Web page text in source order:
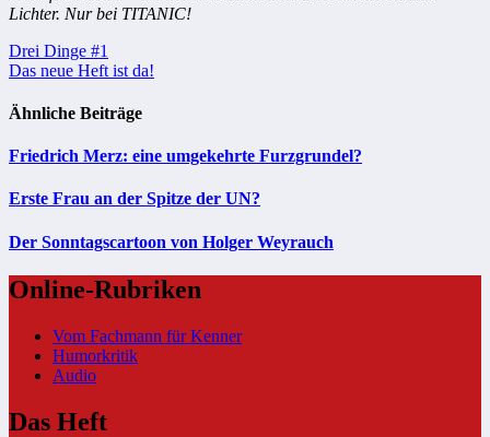
Lichter. Nur bei TITANIC!
Beitragsnavigation
Drei Dinge #1
Das neue Heft ist da!
Ähnliche Beiträge
Friedrich Merz: eine umgekehrte Furzgrundel?
Erste Frau an der Spitze der UN?
Der Sonntagscartoon von Holger Weyrauch
Online-Rubriken
Vom Fachmann für Kenner
Humorkritik
Audio
Das Heft